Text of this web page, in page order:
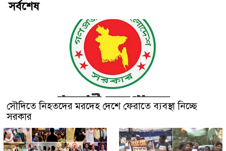
সর্বশেষ
সৌদিতে নিহতদের মরদেহ দেশে ফেরাতে ব্যবস্থা নিচ্ছে
সরকার